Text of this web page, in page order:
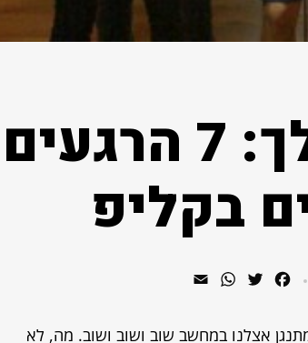
שיר אהבה בשבילך: 7 הרגעים
בקליפ
Facebook
Twitter
WhatsApp
אצלנו במחשב שוב ושוב ושוב. מה, לא